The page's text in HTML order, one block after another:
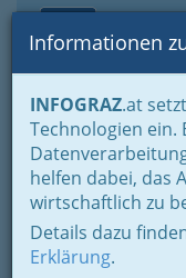
Informationen
INFOGRAZ.at
Technologien ein.
helfen dabei, das
wirtschaftlich zu
Details dazu
Erklärung.
Home Lifestyle
Advent- und
Grimm bis Charles
Am
Am